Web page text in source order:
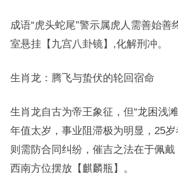
成语“虎头蛇尾”警示属虎人需善始善
室悬挂【九宫八卦镜】,化解刑冲。
生肖龙：腾飞与蛰伏的轮回宿命
生肖龙自古为帝王象征，但“龙困浅
年值太岁，事业阻滞极为明显，25
则需防合同纠纷，催吉之法在于佩戴
西南方位摆放【麒麟瓶】。